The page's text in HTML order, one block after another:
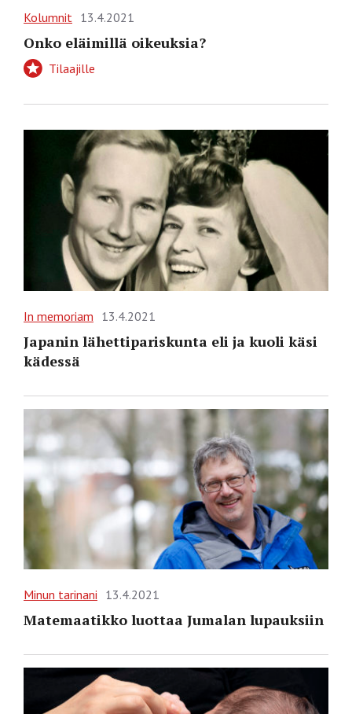
Kolumnit 13.4.2021
Onko eläimillä oikeuksia?
Tilaajille
In memoriam 13.4.2021
Japanin lähettipariskunta eli ja kuoli käsi
kädessä
Minun tarinani 13.4.2021
Matemaatikko luottaa Jumalan lupauksiin